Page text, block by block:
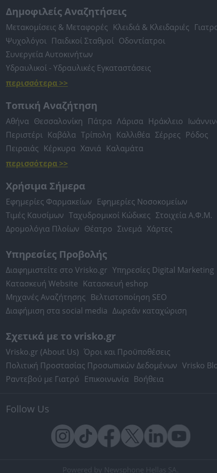
Δημοφιλείς Αναζητήσεις
Μετακομίσεις & Μεταφορές Κλειδιά & Κλειδαριές
Ψυχολόγοι Παιδικοί Σταθμοί Οδοντίατροι
Συνεργεία Αυτοκινήτων
Υδραυλικοί - Υδραυλικές Εγκαταστάσεις
περισσότερα >>
Τοπική Αναζήτηση
Αθήνα Θεσσαλονίκη Πάτρα Λάρισα Ηράκλειο
Περιστέρι Καβάλα Τρίπολη Καλλιθέα Σέρρες Ρόδος
Πειραιάς Κέρκυρα Χανιά Καλαμάτα
περισσότερα >>
Χρήσιμα Σήμερα
Εφημερίες Φαρμακείων Εφημερίες Νοσοκομείων
Τιμές Καυσίμων Ταχυδρομικοί Κώδικες Στοιχεία Α.Φ.Μ.
Δρομολόγια Πλοίων Θέατρο Σινεμά Χάρτες
Υπηρεσίες Προβολής
Διαφημιστείτε στο Vrisko.gr Υπηρεσίες Digital Marketing
Κατασκευή Website Κατασκευή eshop
Μηχανές Αναζήτησης Βελτιστοποίηση SEO
Διαφήμιση στα social media Δωρεάν καταχώριση
Σχετικά με το vrisko.gr
Vrisko.gr (About Us) Όροι και Προϋποθέσεις
Πολιτική Προστασίας Προσωπικών Δεδομένων Vrisko
Ραντεβού με Γιατρό Επικοινωνία Βοήθεια
Follow Us
Powered by Newsphone Hellas SA.